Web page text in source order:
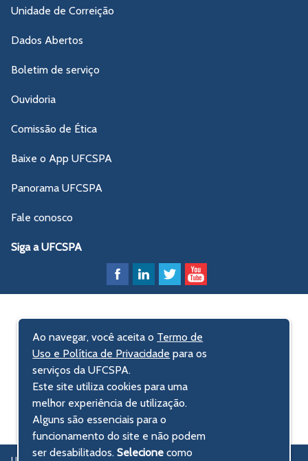
Unidade de Correição
Dados Abertos
Boletim de serviço
Ouvidoria
Comissão de Ética
Baixe o App UFCSPA
Panorama UFCSPA
Fale conosco
Siga a UFCSPA
Ao navegar, você aceita o Termo de
Uso e Política de Privacidade para os
serviços da UFCSPA.
Este site utiliza cookies para uma
melhor experiência de utilização.
Alguns são essenciais para o
funcionamento do site e não podem
ser desabilitados.Selecionecomo